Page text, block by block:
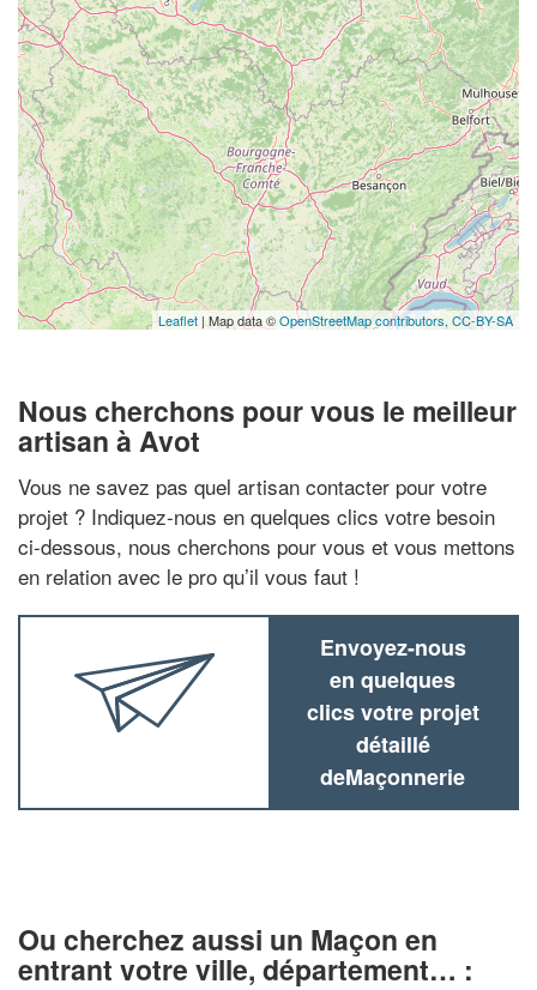
Leaflet | Map data ©OpenStreetMap contributors, CC-BY-SA
Nous cherchons pour vous le meilleur
artisan à Avot
Vous ne savez pas quel artisan contacter pour votre
projet ? Indiquez-nous en quelques clics votre besoin
ci-dessous, nous cherchons pour vous et vous mettons
en relation avec le pro qu’il vous faut !
Envoyez-nous
en quelques
clics votre projet
détaillé
deMaçonnerie
Ou cherchez aussi un Maçon en
entrant votre ville, département… :